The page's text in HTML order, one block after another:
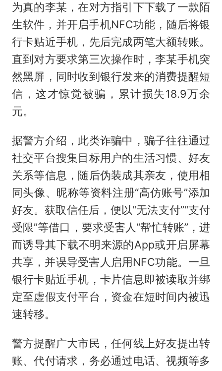
为真的李某，在对方指引下下载了一款陌
生软件，并开启手机NFC功能，随后将银
行卡贴近手机，先后完成两笔大额转账。
直到对方要求第三次操作时，李某手机突
然黑屏，同时收到银行发来的消费提醒短
信，这才惊觉被骗，累计损失18.9万余
元。
据警方介绍，此类诈骗中，骗子往往通过
社交平台搜集目标用户的生活习惯、好友
关系等信息，随后伪装成其亲友，使用相
同头像、昵称等资料注册“高仿账号”添加
好友。获取信任后，便以“无法支付”“支付
受限”等借口，要求受害人“帮忙转账”，进
而诱导其下载不明来源的App或开启屏幕
共享，并误导受害人启用NFC功能。一旦
银行卡贴近手机，卡片信息即被读取并绑
定至虚假支付平台，资金在短时间内被迅
速转移。
警方提醒广大市民，任何线上好友提出转
账、代付请求，务必通过电话、视频等多